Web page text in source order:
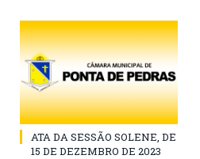
ATA DA SESSÃO SOLENE, DE
15 DE DEZEMBRO DE 2023